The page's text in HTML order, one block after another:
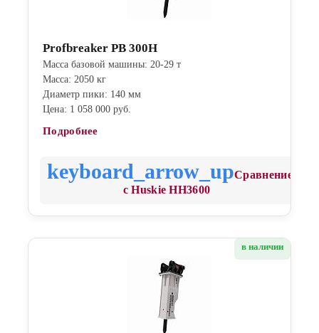
Profbreaker PB 300H
Масса базовой машины: 20-29 т
Масса: 2050 кг
Диаметр пики: 140 мм
Цена: 1 058 000 руб.
Подробнее
Сравнение
с Huskie HH3600
в наличии